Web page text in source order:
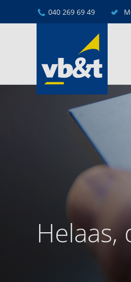
040 269 69 49